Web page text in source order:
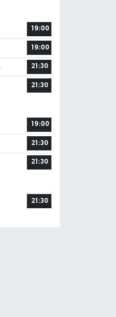
19:00
19:00
21:30
21:30
19:00
21:30
21:30
21:30